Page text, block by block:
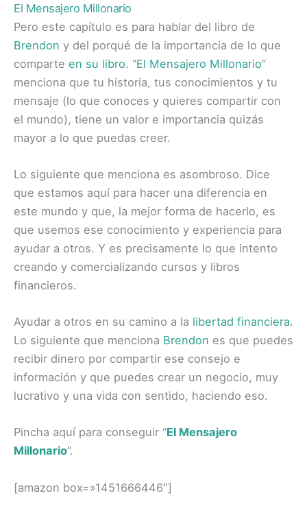
El Mensajero Millonario
Pero este capítulo es para hablar del libro de
Brendon y del porqué de la importancia de lo que
comparte en su libro. “El Mensajero Millonario”
menciona que tu historia, tus conocimientos y tu
mensaje (lo que conoces y quieres compartir con
el mundo), tiene un valor e importancia quizás
mayor a lo que puedas creer.
Lo siguiente que menciona es asombroso. Dice
que estamos aquí para hacer una diferencia en
este mundo y que, la mejor forma de hacerlo, es
que usemos ese conocimiento y experiencia para
ayudar a otros. Y es precisamente lo que intento
creando y comercializando cursos y libros
financieros.
Ayudar a otros en su camino a la libertad financiera.
Lo siguiente que menciona Brendon es que puedes
recibir dinero por compartir ese consejo e
información y que puedes crear un negocio, muy
lucrativo y una vida con sentido, haciendo eso.
Pincha aquí para conseguir “El Mensajero
Millonario”.
[amazon box=»1451666446″]